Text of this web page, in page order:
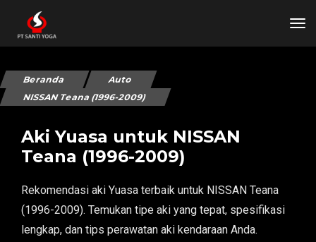
Beranda
Auto
NISSAN Teana (1996-2009)
Aki Yuasa untuk NISSAN
Teana (1996-2009)
Rekomendasi aki Yuasa terbaik untuk NISSAN Teana
(1996-2009). Temukan tipe aki yang tepat, spesifikasi
lengkap, dan tips perawatan aki kendaraan Anda.